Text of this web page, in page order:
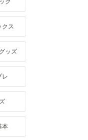
グ
クス
ッズ
レ
本